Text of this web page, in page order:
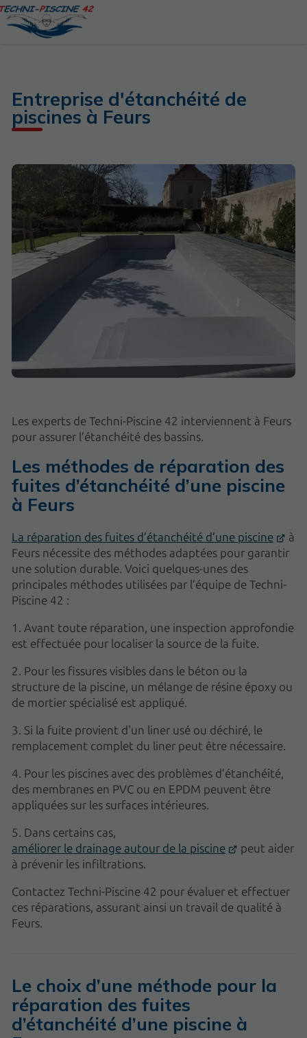
Entreprise d'étanchéité de
piscines à Feurs
Les experts de Techni-Piscine 42 interviennent à Feurs
pour assurer l’étanchéité des bassins.
Les méthodes de réparation des
fuites d’étanchéité d’une piscine
à Feurs
La réparation des fuites d’étanchéité d’une piscine
à
Feurs nécessite des méthodes adaptées pour garantir
une solution durable. Voici quelques-unes des
principales méthodes utilisées par l’équipe de Techni-
Piscine 42 :
1. Avant toute réparation, une inspection approfondie
est effectuée pour localiser la source de la fuite.
2. Pour les fissures visibles dans le béton ou la
structure de la piscine, un mélange de résine époxy ou
de mortier spécialisé est appliqué.
3. Si la fuite provient d'un liner usé ou déchiré, le
remplacement complet du liner peut être nécessaire.
4. Pour les piscines avec des problèmes d’étanchéité,
des membranes en PVC ou en EPDM peuvent être
appliquées sur les surfaces intérieures.
5. Dans certains cas,
améliorer le drainage autour de la piscine
peut aider
à prévenir les infiltrations.
Contactez Techni-Piscine 42 pour évaluer et effectuer
ces réparations, assurant ainsi un travail de qualité à
Feurs.
Le choix d’une méthode pour la
réparation des fuites
d’étanchéité d’une piscine à